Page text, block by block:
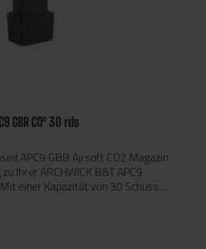
GBR CO² 30 rds
APC9 GBB Airsoft CO2 Magazin